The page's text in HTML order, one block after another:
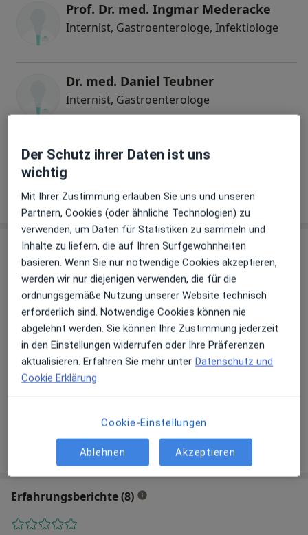
Prof. Dr. med. Ingmar Mederacke
Internist, Gastroenterologe, Infektiologe
Dr. med. Daniel Teubner
Internist, Gastroenterologe
Prof. Dr. med. Ralf Kiesslich
Internist, Gastroenterologe
7 Bewertungen
Praxis
Zu Google Maps
Helios HSK Wiesbaden Klinik für Innere Medizin II
Gastroenterologie, Hepatologie + Endokrinologie
Gesetzlich versichert
Privat versichert
Erfahrungsberichte (8)
Der Schutz ihrer Daten ist uns
wichtig
Mit Ihrer Zustimmung erlauben Sie uns und unseren
Partnern, Cookies (oder ähnliche Technologien) zu
verwenden, um Daten für Statistiken zu sammeln und
Inhalte zu liefern, die auf Ihren Surfgewohnheiten
basieren. Wenn Sie nur notwendige Cookies akzeptieren,
werden wir nur diejenigen verwenden, die für die
ordnungsgemäße Nutzung unserer Website technisch
erforderlich sind. Notwendige Cookies können nie
abgelehnt werden. Sie können Ihre Zustimmung jederzeit
in den Einstellungen widerrufen oder Ihre Präferenzen
aktualisieren. Erfahren Sie mehr unter Datenschutz und
Cookie Erklärung
Cookie-Einstellungen
Ablehnen Akzeptieren